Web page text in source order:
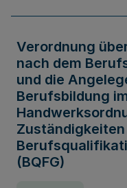
Verordnung
nach dem
und die
Berufsbildung
(BQFG)